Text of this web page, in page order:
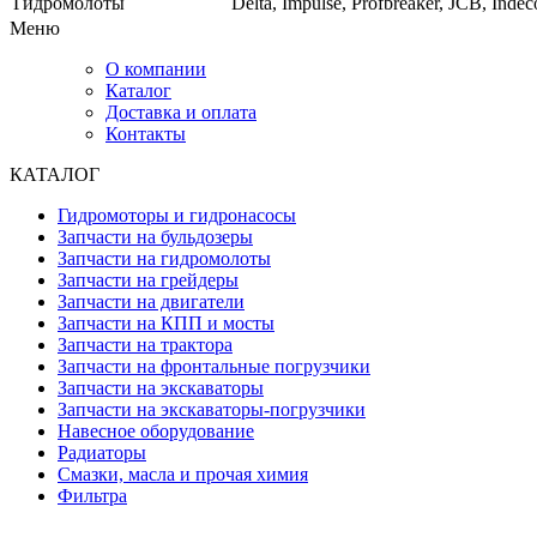
Меню
О компании
Каталог
Доставка и оплата
Контакты
КАТАЛОГ
Гидромоторы и гидронасосы
Запчасти на бульдозеры
Запчасти на гидромолоты
Запчасти на грейдеры
Запчасти на двигатели
Запчасти на КПП и мосты
Запчасти на трактора
Запчасти на фронтальные погрузчики
Запчасти на экскаваторы
Запчасти на экскаваторы-погрузчики
Навесное оборудование
Радиаторы
Смазки, масла и прочая химия
Фильтра